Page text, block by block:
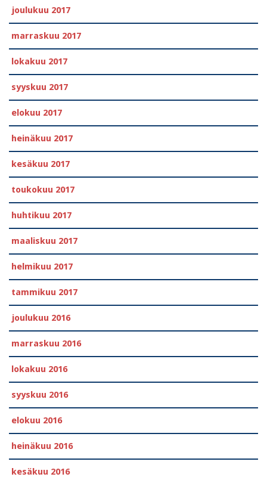
joulukuu 2017
marraskuu 2017
lokakuu 2017
syyskuu 2017
elokuu 2017
heinäkuu 2017
kesäkuu 2017
toukokuu 2017
huhtikuu 2017
maaliskuu 2017
helmikuu 2017
tammikuu 2017
joulukuu 2016
marraskuu 2016
lokakuu 2016
syyskuu 2016
elokuu 2016
heinäkuu 2016
kesäkuu 2016